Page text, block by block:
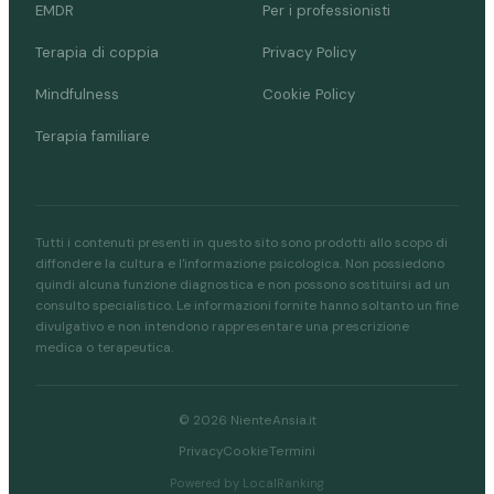
EMDR
Terapia di coppia
Mindfulness
Terapia familiare
Per i professionisti
Privacy Policy
Cookie Policy
Tutti i contenuti presenti in questo sito sono prodotti allo scopo di
diffondere la cultura e l'informazione psicologica. Non possiedono
quindi alcuna funzione diagnostica e non possono sostituirsi ad un
consulto specialistico. Le informazioni fornite hanno soltanto un fine
divulgativo e non intendono rappresentare una prescrizione
medica o terapeutica.
© 2026 NienteAnsia.it
PrivacyCookieTermini
Powered by LocalRanking